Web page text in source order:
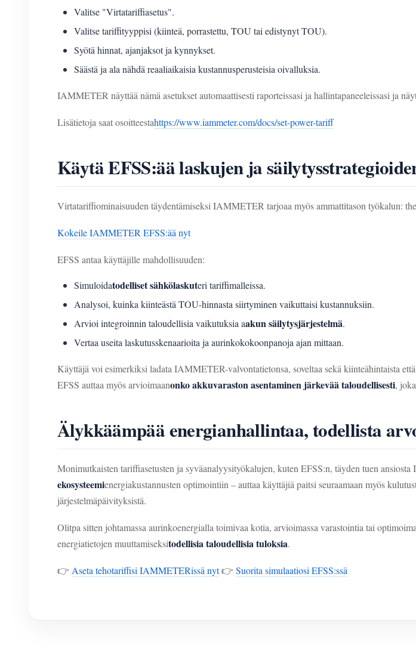
Valitse "Virtatariffiasetus".
Valitse tariffityyppisi (kiinteä, porrastettu, TOU tai edistynyt TOU).
Syötä hinnat, ajanjaksot ja kynnykset.
Säästä ja ala nähdä reaaliaikaisia kustannusperusteisia oivalluksia.
IAMMETER näyttää nämä asetukset automaattisesti raporteissasi ja hallintapaneeleissasi ja
Lisätietoja saat osoitteestahttps://www.iammeter.com/docs/set-power-tariff
Käytä EFSS:ää laskujen ja
Virtatariffiominaisuuden täydentämiseksi IAMMETER tarjoaa myös ammattitason työkalun: the
Kokeile IAMMETER EFSS:ää nyt
EFSS antaa käyttäjille mahdollisuuden:
Simuloidatodelliset sähkölaskuteri tariffimalleissa.
Analysoi, kuinka kiinteästä TOU-hinnasta siirtyminen vaikuttaisi kustannuksiin.
Arvioi integroinnin taloudellisia vaikutuksia aakun säilytysjärjestelmä.
Vertaa useita laskutusskenaarioita ja aurinkokokoonpanoja ajan mittaan.
Käyttäjä voi esimerkiksi ladata IAMMETER-valvontatietonsa, soveltaa sekä kiinteähintaista
EFSS auttaa myös arvioimaanonko akkuvaraston asentaminen järkevää taloudellisesti,
Älykkäämpää energianhallintaa, todellista
Monimutkaisten tariffiasetusten ja syväanalyysityökalujen, kuten EFSS:n, täyden tuen
ekosysteemienergiakustannusten optimointiin – auttaa käyttäjiä paitsi seuraamaan myös
järjestelmäpäivityksistä.
Olitpa sitten johtamassa aurinkoenergialla toimivaa kotia, arvioimassa varastointia tai
energiatietojen muuttamiseksitodellisia taloudellisia tuloksia.
👉 Aseta tehotariffisi IAMMETERissä nyt👉 Suorita simulaatiosi EFSS:ssä